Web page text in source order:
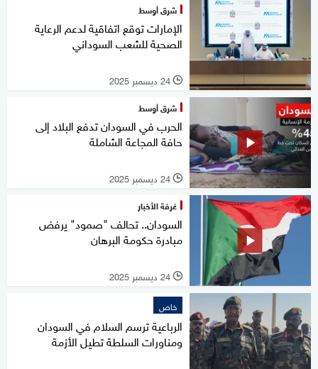
شرق أوسط
الإمارات توقع اتفاقية لدعم الرعاية
الصحية للشعب السوداني
l 24 ديسمبر 2025
شرق أوسط
الحرب في السودان تدفع البلاد إلى
حافة المجاعة الشاملة
l 24 ديسمبر 2025
غرفة الأخبار
السودان.. تحالف "صمود" يرفض
مبادرة حكومة البرهان
l 24 ديسمبر 2025
خاص
الرباعية ترسم السلام في السودان
ومناورات السلطة تطيل الأزمة